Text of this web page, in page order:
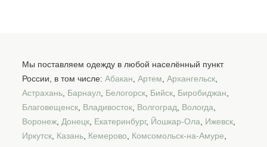
Мы поставляем одежду в любой населённый пункт
России, в том числе: Абакан Артем Архангельск
Астрахань Барнаул Белогорск Бийск Биробиджан
Благовещенск Владивосток Волгоград Вологда
Воронеж Донецк Екатеринбург, Йошкар-Ола Ижевск
Иркутск Казань Кемерово Комсомольск-на-Амуре